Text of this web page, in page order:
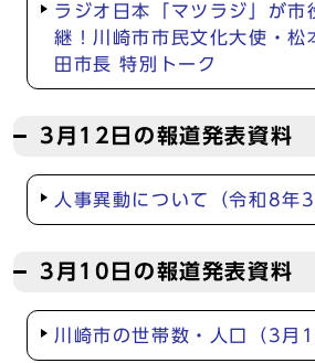
ラジオ日本「マツラジ」が市
継！川崎市市民文化大使・松
田市長 特別トーク
3月12日の報道発表資料
人事異動について（令和8年
3月10日の報道発表資料
川崎市の世帯数・人口（3月1